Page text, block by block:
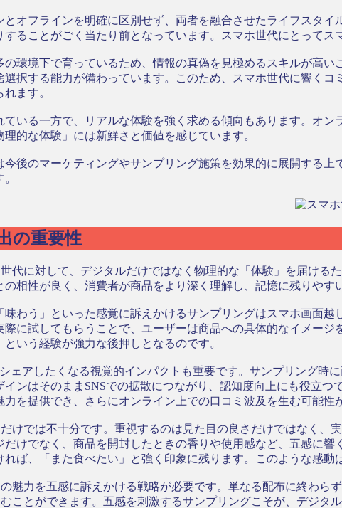
とオフラインを明確に区別せず、両者を融合させたライフスタ
ることがごく当たり前となっています。スマホ世代にとって
環境下で育っているため、情報の真偽を見極めるスキルが高
選択する能力が備わっています。このため、スマホ世代に響く
ます。
ている一方で、リアルな体験を強く求める傾向もあります。オ
的な体験」には新鮮さと価値を感じています。
後のマーケティングやサンプリング施策を効果的に展開する
の重要性
代に対して、デジタルだけではなく物理的な「体験」を届け
相性が良く、消費者が商品をより深く理解し、記憶に残りやす
味わう」といった感覚に訴えかけるサンプリングはスマホ画面
に試してもらうことで、ユーザーは商品への具体的なイメー
いう経験が強力な後押しとなるのです。
ェアしたくなる視覚的インパクトも重要です。サンプリング
インはそのままSNSでの拡散につながり、認知度向上にも役立
を提供でき、さらにオンライン上での口コミ波及を生む可能性
けでは不十分です。重視するのは見た目の良さだけではなく
けでなく、商品を開封したときの香りや使用感など、五感に
ば、「また食べたい」と強く印象に残ります。このような感
魅力を五感に訴えかける戦略が必要です。単なる配布に終わ
ことができます。五感を刺激するサンプリングこそが、デジ